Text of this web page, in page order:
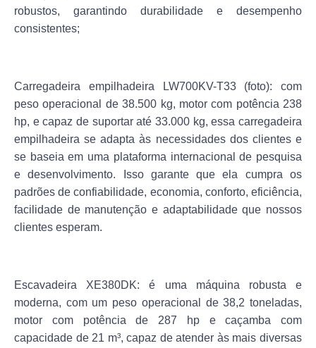
robustos, garantindo durabilidade e desempenho
consistentes;
Carregadeira empilhadeira LW700KV-T33 (foto): com
peso operacional de 38.500 kg, motor com potência 238
hp, e capaz de suportar até 33.000 kg, essa carregadeira
empilhadeira se adapta às necessidades dos clientes e
se baseia em uma plataforma internacional de pesquisa
e desenvolvimento. Isso garante que ela cumpra os
padrões de confiabilidade, economia, conforto, eficiência,
facilidade de manutenção e adaptabilidade que nossos
clientes esperam.
Escavadeira XE380DK: é uma máquina robusta e
moderna, com um peso operacional de 38,2 toneladas,
motor com potência de 287 hp e caçamba com
capacidade de 21 m³, capaz de atender às mais diversas